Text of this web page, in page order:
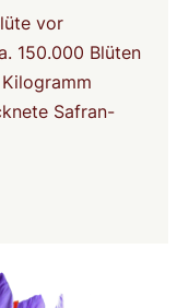
vor
150.000 Blüten
Safran-